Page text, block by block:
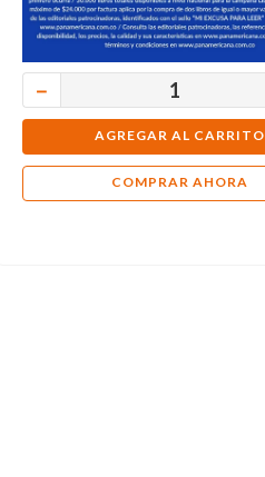
－
AGREGAR AL CARRITO
COMPRAR AHORA